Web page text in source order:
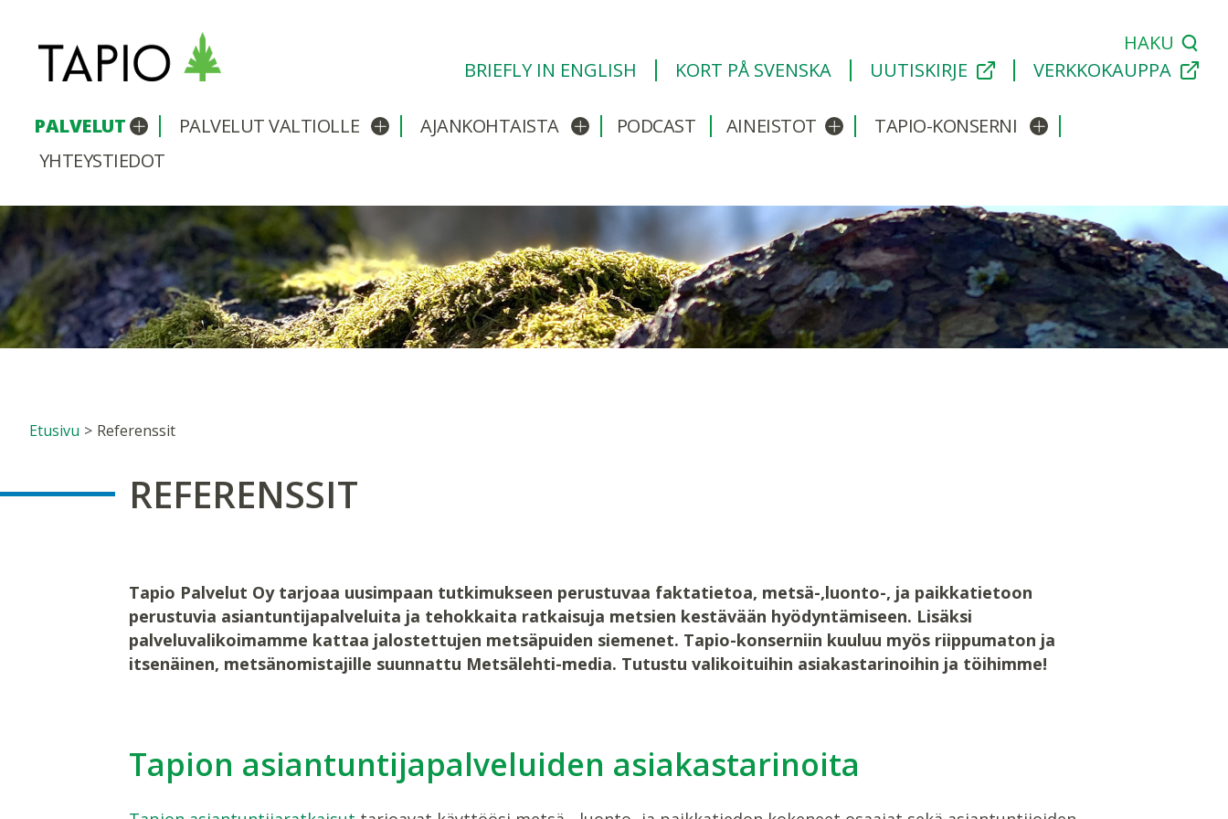
HAKU
BRIEFLY IN ENGLISH
KORT PÅ SVENSKA UUTISKIRJE VERKKOKAUPPA
PALVELUTAvaa/sulje alavalikko
PALVELUT VALTIOLLE Avaa/sulje alavalikko
AJANKOHTAISTA Avaa/sulje alavalikko
PODCAST AINEISTOT Avaa/sulje alavalikko
TAPIO-KONSERNI Avaa/sulje alavalikko
YHTEYSTIEDOT
Etusivu > Referenssit
REFERENSSIT
Tapio Palvelut Oy tarjoaa uusimpaan tutkimukseen perustuvaa faktatietoa, metsä-,luonto-, ja paikkatietoon
perustuvia asiantuntijapalveluita ja tehokkaita ratkaisuja metsien kestävään hyödyntämiseen. Lisäksi
palveluvalikoimamme kattaa jalostettujen metsäpuiden siemenet. Tapio-konserniin kuuluu myös riippumaton ja
itsenäinen, metsänomistajille suunnattu Metsälehti-media. Tutustu valikoituihin asiakastarinoihin ja töihimme!
Tapion asiantuntijapalveluiden asiakastarinoita